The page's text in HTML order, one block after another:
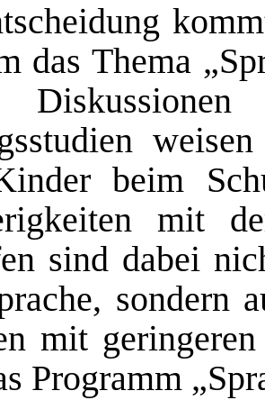
das Thema
beim
mit
sind dabei
sondern
mit
Programm